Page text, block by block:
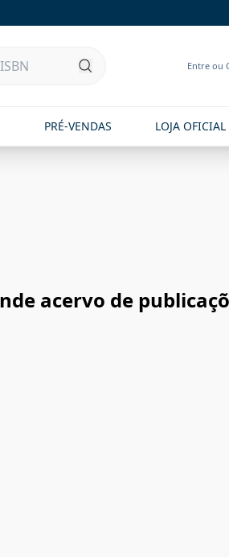
Entre ou
PRÉ-VENDAS LOJA
acervo de